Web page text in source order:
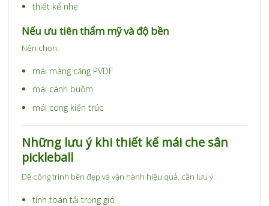
thiết kế nhẹ
Nếu ưu tiên thẩm mỹ và độ bền
Nên chọn:
mái màng căng PVDF
mái cánh buồm
mái cong kiến trúc
Những lưu ý khi thiết kế mái che sân
pickleball
Để công trình bền đẹp và vận hành hiệu quả, cần lưu ý:
tính toán tải trọng gió